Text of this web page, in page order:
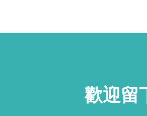
歡迎留